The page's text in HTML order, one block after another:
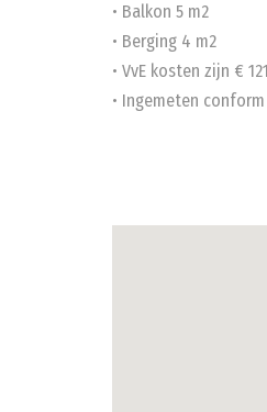
• Balkon 5 m2
• Berging 4 m2
• VvE kosten zijn €
• Ingemeten